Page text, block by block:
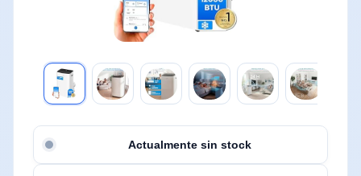
Actualmente sin stock